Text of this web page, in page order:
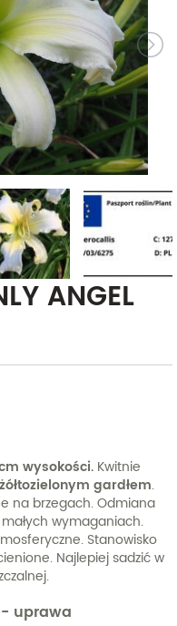
ANGEL
wysokości. Kwitnie
gardłem.
na brzegach. Odmiana
wymaganiach.
Stanowisko
Najlepiej sadzić w
uprawa